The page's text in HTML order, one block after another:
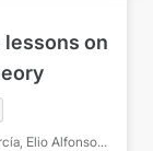
lessons on
Elio Alfonso